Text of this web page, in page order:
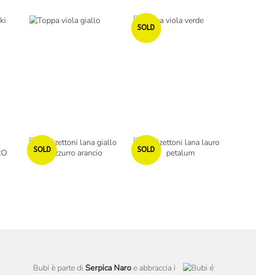
Esaurito
SOLD
Esaurito
SOLD
Esaurito
SOLD
Bubi è parte di Serpica Naro e abbraccia i